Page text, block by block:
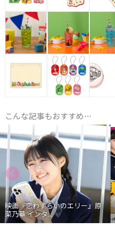
こんな記事もおすすめ…
映画『恋わずらいのエリー』原
菜乃華 インタ...